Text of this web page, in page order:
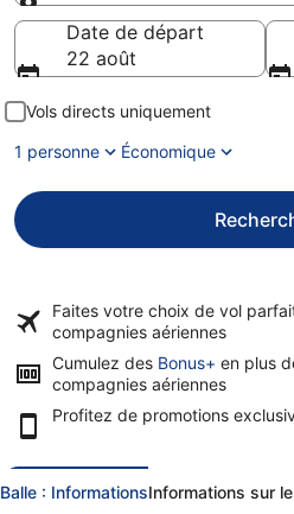
Destination
Date de départ
22 août
Vols directs uniquement
1 personne
Économique
Faites votre choix de vol
compagnies aériennes
Cumulez des Bonus+ en plus
compagnies aériennes
Profitez de promotions
Balle : InformationsInformations sur